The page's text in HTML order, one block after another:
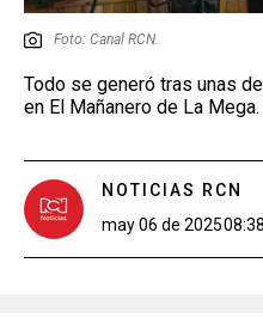
Foto: Canal RCN.
Todo se generó tras unas
en El Mañanero de La
NOTICIAS RCN
may 06 de 2025